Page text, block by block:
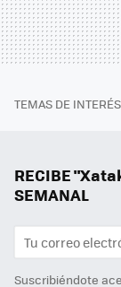
TEMAS DE INTERÉS
RECIBE
SEMANAL
Suscribiéndote